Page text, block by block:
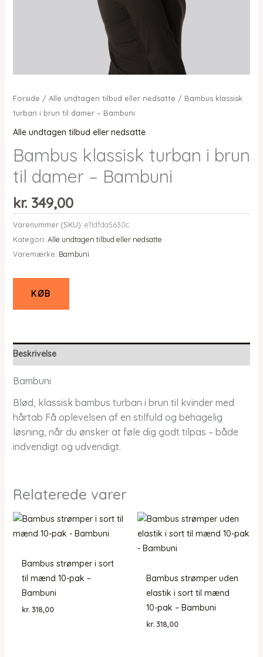
Forside / Alle undtagen tilbud eller nedsatte / Bambus klassisk
turban i brun til damer – Bambuni
Alle undtagen tilbud eller nedsatte
Bambus klassisk turban i brun
til damer – Bambuni
kr.349,00
Varenummer (SKU): e11dfda5630c
Kategori: Alle undtagen tilbud eller nedsatte
Varemærke: Bambuni
KØB
Beskrivelse
Bambuni
Blød, klassisk bambus turban i brun til kvinder med
hårtab Få oplevelsen af en stilfuld og behagelig
løsning, når du ønsker at føle dig godt tilpas – både
indvendigt og udvendigt.
Relaterede varer
Bambus strømper i sort
til mænd 10-pak –
Bambuni
kr.318,00
Bambus strømper uden
elastik i sort til mænd
10-pak – Bambuni
kr.318,00